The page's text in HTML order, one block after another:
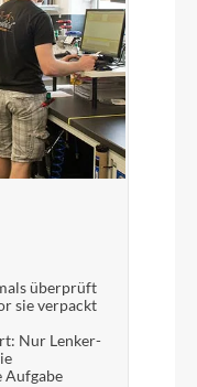
überprüft
sie verpackt
Nur Lenker-
Aufgabe